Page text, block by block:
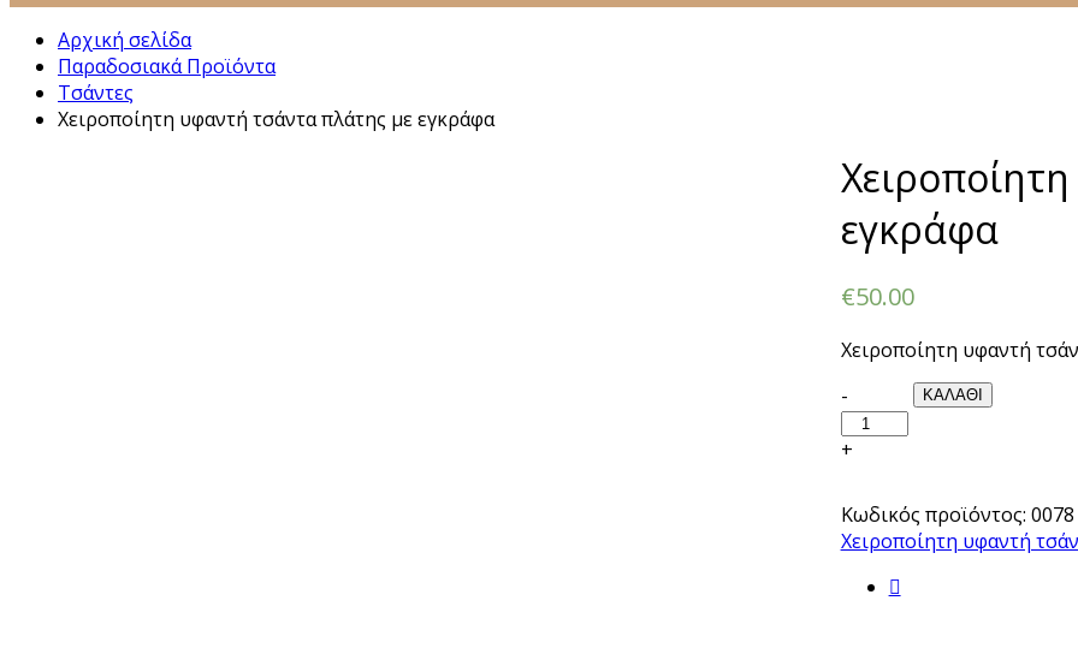
Αρχική σελίδα
Παραδοσιακά Προϊόντα
Τσάντες
Χειροποίητη υφαντή τσάντα πλάτης με εγκράφα
εγκράφα
€50.00
Χειροποίητη υφαντή
Quantity
-
+
ΚΑΛΑΘΙ
Κωδικός προϊόντος: 0078
Χειροποίητη υφαντή